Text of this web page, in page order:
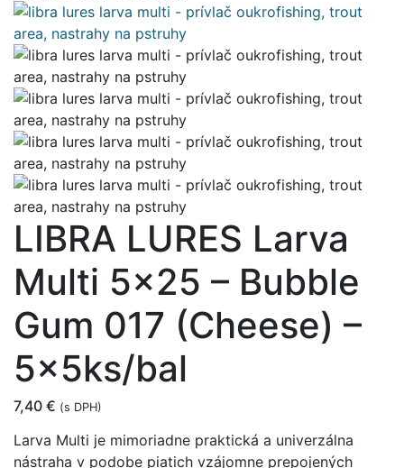
LIBRA LURES Larva
Multi 5×25 – Bubble
Gum 017 (Cheese) –
5x5ks/bal
7,40 € (s DPH)
Larva Multi je mimoriadne praktická a univerzálna
nástraha v podobe piatich vzájomne prepojených